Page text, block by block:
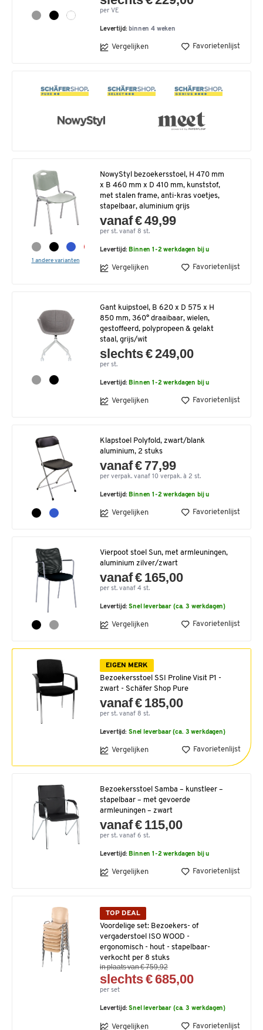
per VE
Levertijd: binnen 4 weken
Vergelijken Favorietenlijst
1 andere varianten
NowyStyl bezoekersstoel, H 470 mm
x B 460 mm x D 410 mm, kunststof,
met stalen frame, anti-kras voetjes,
stapelbaar, aluminium grijs
vanaf € 49,99
per st. vanaf 8 st.
Levertijd: Binnen 1-2 werkdagen bij u
Vergelijken Favorietenlijst
Gant kuipstoel, B 620 x D 575 x H
850 mm, 360° draaibaar, wielen,
gestoffeerd, polypropeen & gelakt
staal, grijs/wit
slechts € 249,00
per st.
Levertijd: Binnen 1-2 werkdagen bij u
Vergelijken Favorietenlijst
Klapstoel Polyfold, zwart/blank
aluminium, 2 stuks
vanaf € 77,99
per verpak. vanaf 10 verpak. à 2 st.
Levertijd: Binnen 1-2 werkdagen bij u
Vergelijken Favorietenlijst
Vierpoot stoel Sun, met armleuningen,
aluminium zilver/zwart
vanaf € 165,00
per st. vanaf 4 st.
Levertijd:Snel leverbaar (ca. 3 werkdagen)
Vergelijken Favorietenlijst
EIGEN MERK
Bezoekersstoel SSI Proline Visit P1 -
zwart - Schäfer Shop Pure
vanaf € 185,00
per st. vanaf 8 st.
Levertijd: Snel leverbaar (ca. 3 werkdagen)
Vergelijken Favorietenlijst
Bezoekersstoel Samba – kunstleer –
stapelbaar – met gevoerde
armleuningen – zwart
vanaf € 115,00
per st. vanaf 6 st.
Levertijd: Binnen 1-2 werkdagen bij u
Vergelijken Favorietenlijst
TOP DEAL
Voordelige set: Bezoekers- of
vergaderstoel ISO WOOD -
ergonomisch - hout - stapelbaar-
verkocht per 8 stuks
in plaats van € 759,92
slechts € 685,00
per set
Levertijd:Snel leverbaar (ca. 3 werkdagen)
Vergelijken Favorietenlijst